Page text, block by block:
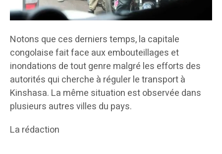
Notons que ces derniers temps, la capitale
congolaise fait face aux embouteillages et
inondations de tout genre malgré les efforts des
autorités qui cherche à réguler le transport à
Kinshasa. La même situation est observée dans
plusieurs autres villes du pays.
La rédaction